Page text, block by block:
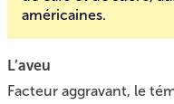
américaines.
L’aveu
Facteur aggravant, le